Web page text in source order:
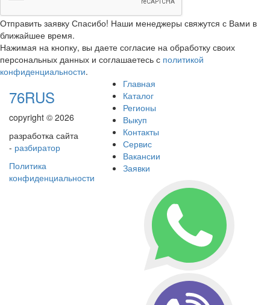
Отправить заявку Спасибо! Наши менеджеры свяжутся с Вами в
ближайшее время.
Нажимая на кнопку, вы даете согласие на обработку своих
персональных данных и соглашаетесь с политикой
конфиденциальности.
76RUS
copyright © 2026
разработка сайта
- разбиратор
Политика
конфиденциальности
Главная
Каталог
Регионы
Выкуп
Контакты
Сервис
Вакансии
Заявки